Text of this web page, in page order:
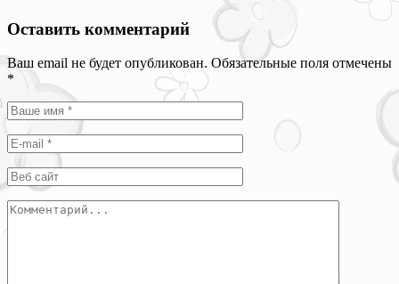
Оставить комментарий
Ваш email не будет опубликован. Обязательные поля отмечены
*